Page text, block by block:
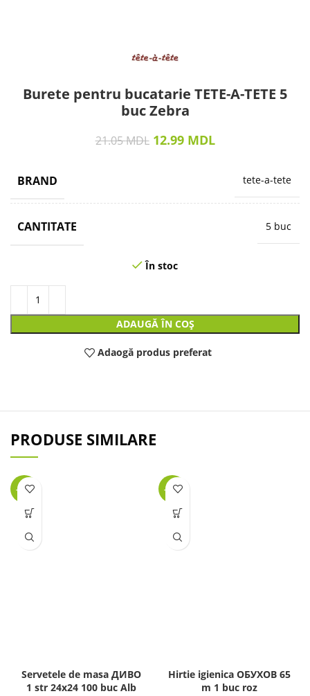
Burete pentru bucatarie TETE-A-TETE 5
buc Zebra
21.05MDL 12.99 MDL
BRAND tete-a-tete
CANTITATE 5 buc
În stoc
ADAUGĂ ÎN COȘ
Adaogă produs preferat
PRODUSE SIMILARE
-39%
Servetele de masa ДИВО
1 str 24х24 100 buc Alb
-12%
Hirtie igienica ОБУХОВ 65
m 1 buc roz